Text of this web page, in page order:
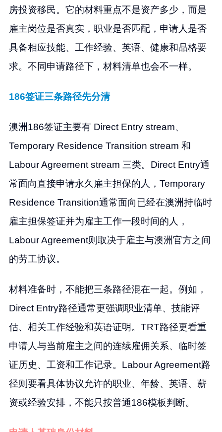
房投资移民。它的材料重点不是资产多少，而是
雇主岗位是否真实，职业是否匹配，申请人是否
具备相应技能、工作经验、英语、健康和品格要
求。不同申请路径下，材料清单也会不一样。
186签证三条路径先分清
澳洲186签证主要有 Direct Entry stream、
Temporary Residence Transition stream 和
Labour Agreement stream 三类。Direct Entry通
常面向直接申请永久雇主担保的人，Temporary
Residence Transition通常面向已经在澳洲持临时
雇主担保签证并为雇主工作一段时间的人，
Labour Agreement则取决于雇主与澳洲官方之间
的劳工协议。
材料准备时，不能把三条路径混在一起。例如，
Direct Entry路径通常更强调职业清单、技能评
估、相关工作经验和英语证明。TRT路径更看重
申请人与当前雇主之间的连续雇佣关系、临时签
证历史、工资和工作记录。Labour Agreement路
径则要看具体协议允许的职业、年龄、英语、薪
资或经验安排，不能只按普通186模板判断。